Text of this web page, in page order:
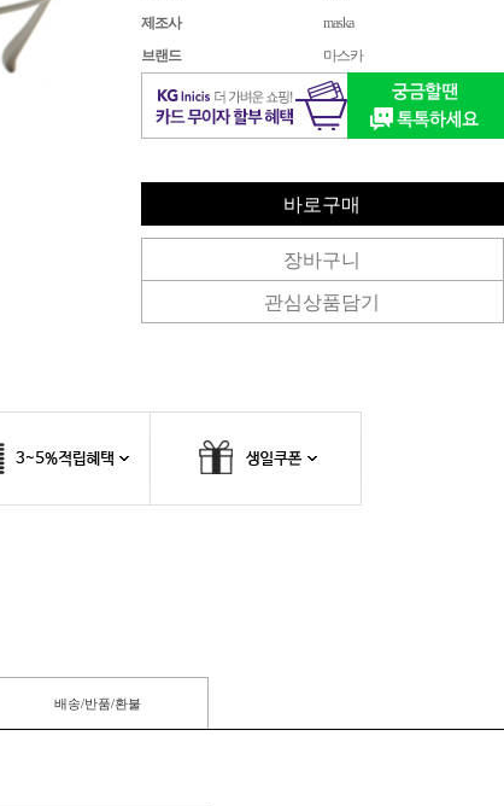
제조사
maska
브랜드
마스카
바로구매
장바구니
관심상품담기
배송/반품/환불